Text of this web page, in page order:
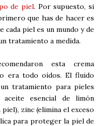
de piel. Por supuesto, si
que has de hacer es
cada piel es un mundo y de
tratamiento a medida.
esta crema
era todo oídos. El fluido
tratamiento para pieles
esencial de limón
zinc (elimina el exceso
para proteger la piel de